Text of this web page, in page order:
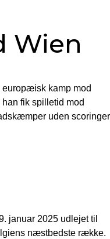
Wien
europæisk kamp mod
fik spilletid mod
uden
januar 2025 udlejet til
næstbedste række.